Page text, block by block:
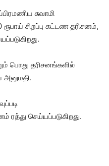
சுவாமி
சிறப்பு கட்டண தரிசனம்,
பொது தரிசனங்களில்
அனுமதி.
ரத்து செய்யப்படுகிறது.